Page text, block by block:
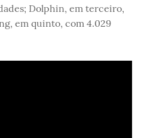
Dolphin, em terceiro,
em quinto, com 4.029